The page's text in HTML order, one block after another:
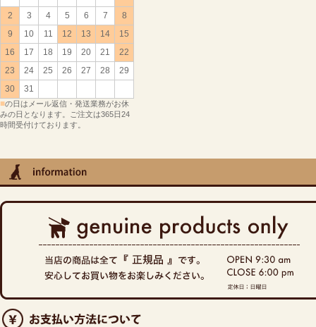
2
3 4 5 6 7
8
9
10 11 12 13 14
15
16
17 18 19 20 21
22
23
24 25 26 27 28
29
30
31
■の日はメール返信・発送業務がお休
みの日となります。ご注文は365日24
時間受付けております。